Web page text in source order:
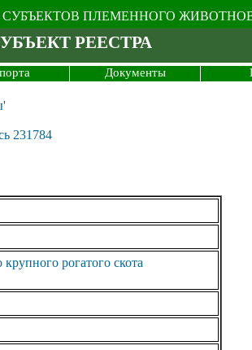
ПЛЕМЕННОГО
РЕЕСТРА
Документы
231784
рогатого скота